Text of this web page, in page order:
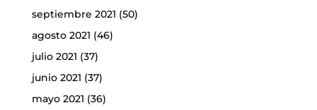
septiembre 2021 (50)
agosto 2021 (46)
julio 2021 (37)
junio 2021 (37)
mayo 2021 (36)